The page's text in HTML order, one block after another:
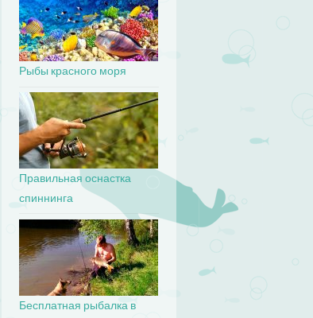
Рыбы красного моря
Правильная оснастка
спиннинга
Бесплатная рыбалка в